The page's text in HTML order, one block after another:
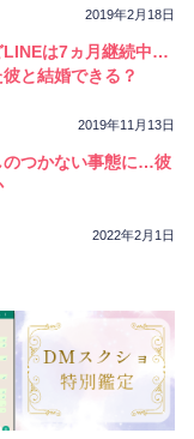
2019年2月18日
LINEは7ヵ月継続中…
と結婚できる？
2019年11月13日
のつかない事態に…彼
2022年2月1日